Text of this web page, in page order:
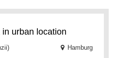
urban location
Hamburg